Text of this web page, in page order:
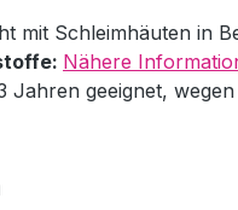
mit Schleimhäuten in
Nähere
geeignet,